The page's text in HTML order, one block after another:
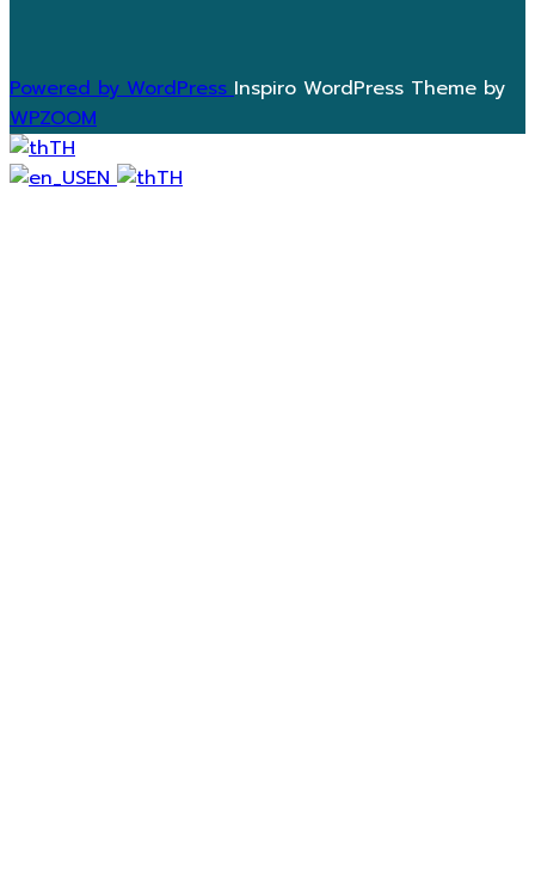
Powered by WordPressInspiro WordPress Theme by
WPZOOM
TH
EN
TH